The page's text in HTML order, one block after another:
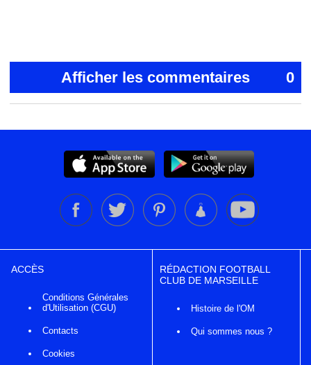
Afficher les commentaires 0
ACCÈS
Conditions Générales
d'Utilisation (CGU)
Contacts
Cookies
RÉDACTION FOOTBALL
CLUB DE MARSEILLE
Histoire de l'OM
Qui sommes nous ?